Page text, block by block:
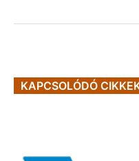
KAPCSOLÓDÓ